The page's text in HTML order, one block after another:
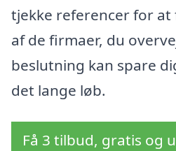
tjekke referencer for at
af de firmaer, du
beslutning kan spare
det lange løb.
Få 3 tilbud, gratis og